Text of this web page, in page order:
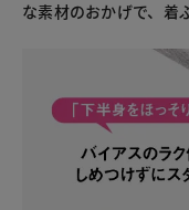
な素材のおかげで、着